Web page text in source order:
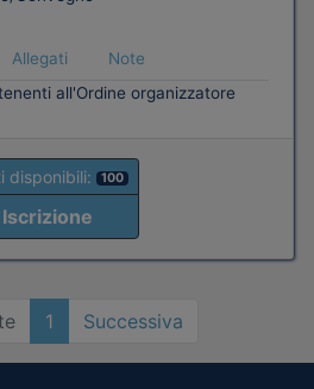
Allegati
Note
all'Ordine organizzatore
disponibili: 100
Iscrizione
1 Successiva